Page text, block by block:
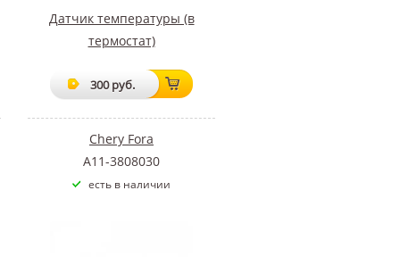
Датчик температуры (в
термостат)
300 руб.
Chery Fora
A11-3808030
есть в наличии